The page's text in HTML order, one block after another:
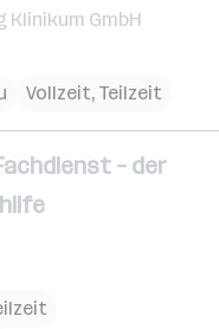
Klinikum GmbH
Vollzeit, Teilzeit
– der